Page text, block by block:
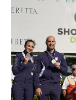
immagine